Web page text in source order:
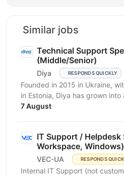
Similar jobs
Technical Support
(Middle/Senior)
Diya RESPONDS QUICKLY
Founded in 2015 in Ukraine,
in Estonia, Diya has grown
provider and a proud part of
7 August
IT Support /
Workspace,
VEC-UA RESPONDS
Internal IT Support (not